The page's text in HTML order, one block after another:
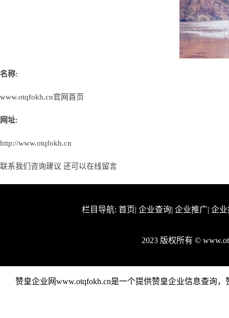
名称:
www.otqfokh.cn官网首页
网址:
http://www.otqfokh.cn
联系我们咨询建议 还可以在线留言
栏目导航: 首页| 企业查询| 企业推广| 企
2023 版权所有 ©
赞皇企业网www.otqfokh.cn是一个提供赞皇企业信息查询